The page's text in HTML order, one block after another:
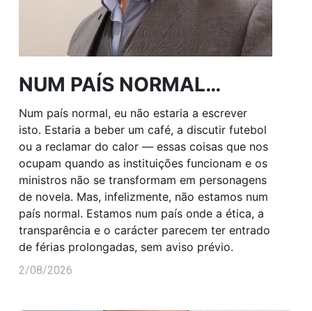
NUM PAÍS NORMAL…
Num país normal, eu não estaria a escrever
isto. Estaria a beber um café, a discutir futebol
ou a reclamar do calor — essas coisas que nos
ocupam quando as instituições funcionam e os
ministros não se transformam em personagens
de novela. Mas, infelizmente, não estamos num
país normal. Estamos num país onde a ética, a
transparência e o carácter parecem ter entrado
de férias prolongadas, sem aviso prévio.
2/08/2026